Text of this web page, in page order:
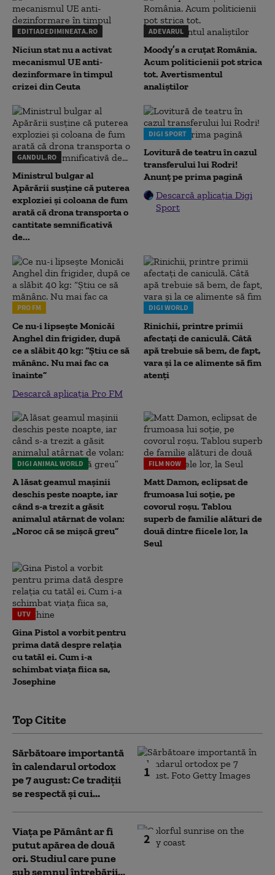
EDITIADEDIMINEATA.RO
Niciun stat nu a activat
mecanismul UE anti-
dezinformare în timpul
crizei din Ceuta
ADEVARUL
Moody’s a cruțat România.
Acum politicienii pot strica
tot. Avertismentul
analiștilor
GANDUL.RO
Ministrul bulgar al
Apărării susține că puterea
exploziei și coloana de fum
arată că drona transporta o
cantitate semnificativă
de...
DIGI SPORT
Lovitură de teatru în cazul
transferului lui Rodri!
Anunț pe prima pagină
Descarcă aplicația Digi
Sport
PRO FM
Ce nu-i lipsește Monicăi
Anghel din frigider, după
ce a slăbit 40 kg: “Știu ce să
mănânc. Nu mai fac ca
înainte”
Descarcă aplicația Pro FM
DIGI WORLD
Rinichii, printre primii
afectați de caniculă. Câtă
apă trebuie să bem, de fapt,
vara și la ce alimente să fim
atenți
DIGI ANIMAL WORLD
A lăsat geamul mașinii
deschis peste noapte, iar
când s-a trezit a găsit
animalul atârnat de volan:
„Noroc că se mișcă greu”
FILM NOW
Matt Damon, eclipsat de
frumoasa lui soție, pe
covorul roșu. Tablou
superb de familie alături de
două dintre fiicele lor, la
Seul
UTV
Gina Pistol a vorbit pentru
prima dată despre relația
cu tatăl ei. Cum i-a
schimbat viața fiica sa,
Josephine
Top Citite
1
Sărbătoare importantă
în calendarul ortodox
pe 7 august: Ce tradiții
se respectă și cui...
2
Viața pe Pământ ar fi
putut apărea de două
ori. Studiul care pune
sub semnul întrebării...